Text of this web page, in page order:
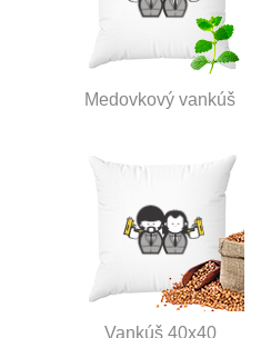
Medovkový vankúš
Vankúš 40x40